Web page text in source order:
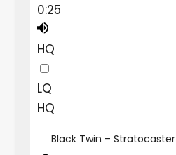
0:25
HQ
LQ
HQ
Black Twin – Stratocaster